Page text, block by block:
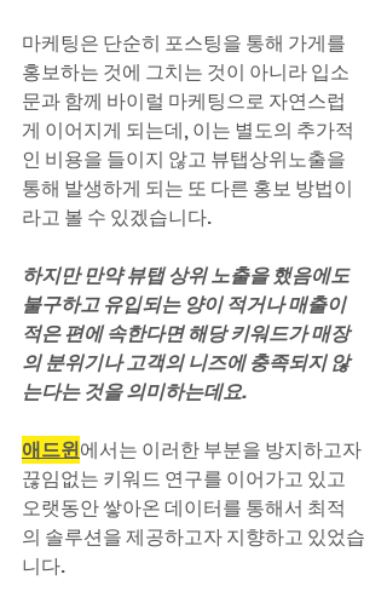
마케팅은 단순히 포스팅을 통해 가게를
홍보하는 것에 그치는 것이 아니라 입소
문과 함께 바이럴 마케팅으로 자연스럽
게 이어지게 되는데, 이는 별도의 추가적
인 비용을 들이지 않고 뷰탭상위노출을
통해 발생하게 되는 또 다른 홍보 방법이
라고 볼 수 있겠습니다.
하지만 만약 뷰탭 상위 노출을 했음에도
불구하고 유입되는 양이 적거나 매출이
적은 편에 속한다면 해당 키워드가 매장
의 분위기나 고객의 니즈에 충족되지 않
는다는 것을 의미하는데요.
애드윈에서는 이러한 부분을 방지하고자
끊임없는 키워드 연구를 이어가고 있고
오랫동안 쌓아온 데이터를 통해서 최적
의 솔루션을 제공하고자 지향하고 있었습
니다.